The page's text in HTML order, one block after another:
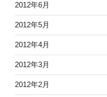
2012年6月
2012年5月
2012年4月
2012年3月
2012年2月